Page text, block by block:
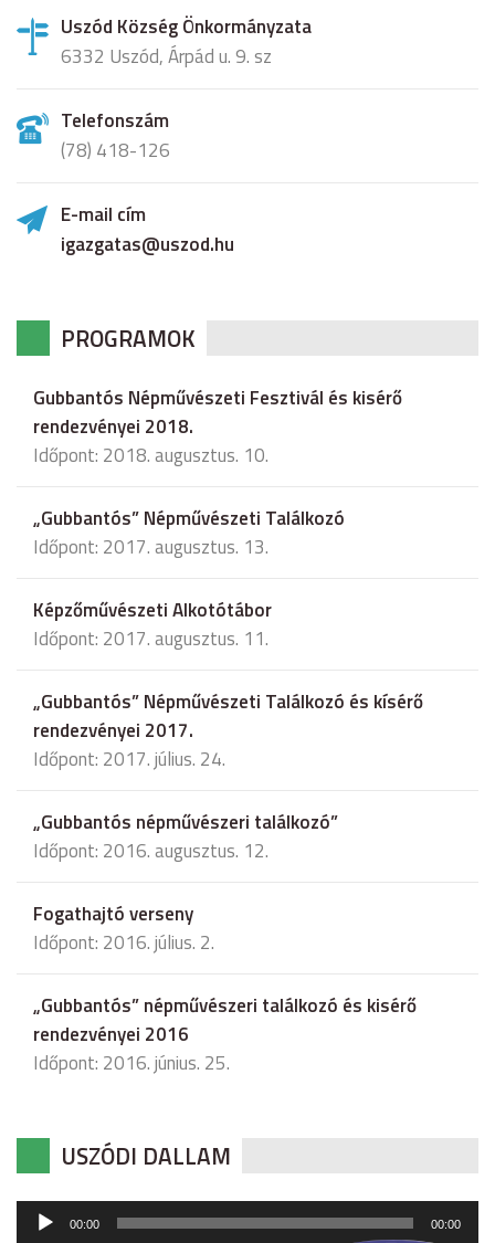
Uszód Község Önkormányzata
6332 Uszód, Árpád u. 9. sz
Telefonszám
(78) 418-126
E-mail cím
igazgatas@uszod.hu
PROGRAMOK
Gubbantós Népművészeti Fesztivál és kisérő
rendezvényei 2018.
Időpont: 2018. augusztus. 10.
„Gubbantós” Népművészeti Találkozó
Időpont: 2017. augusztus. 13.
Képzőművészeti Alkotótábor
Időpont: 2017. augusztus. 11.
„Gubbantós” Népművészeti Találkozó és kísérő
rendezvényei 2017.
Időpont: 2017. július. 24.
„Gubbantós népművészeri találkozó”
Időpont: 2016. augusztus. 12.
Fogathajtó verseny
Időpont: 2016. július. 2.
„Gubbantós” népművészeri találkozó és kisérő
rendezvényei 2016
Időpont: 2016. június. 25.
USZÓDI DALLAM
Audió
00:00 00:00